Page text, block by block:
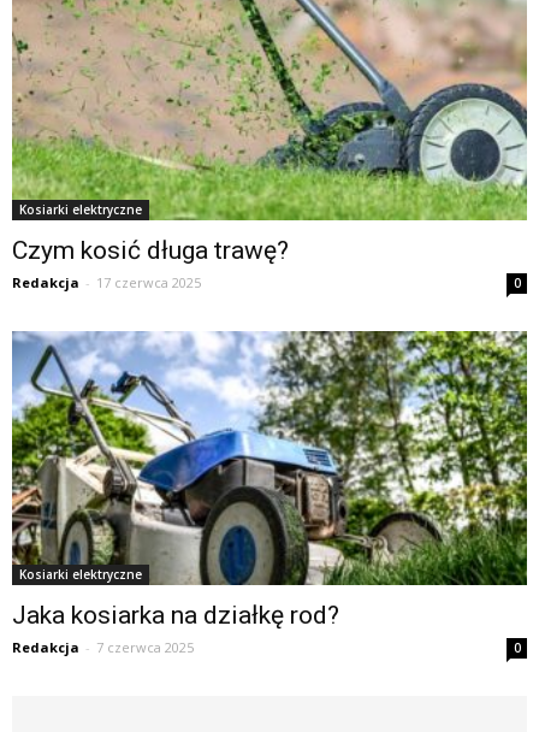
Kosiarki elektryczne
Czym kosić długa trawę?
Redakcja - 17 czerwca 2025 0
Kosiarki elektryczne
Jaka kosiarka na działkę rod?
Redakcja - 7 czerwca 2025 0